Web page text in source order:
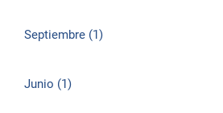
Septiembre (1)
Junio (1)